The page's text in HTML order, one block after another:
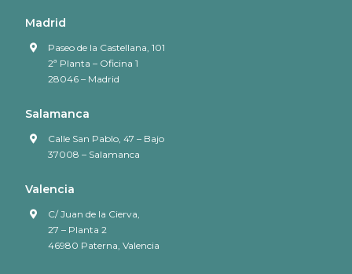
Madrid
Paseo de la Castellana, 101
2ª Planta – Oficina 1
28046 – Madrid
Salamanca
Calle San Pablo, 47 – Bajo
37008 – Salamanca
Valencia
C/ Juan de la Cierva,
27 – Planta 2
46980 Paterna, Valencia